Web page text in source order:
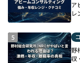
ア
レ
5
野
収